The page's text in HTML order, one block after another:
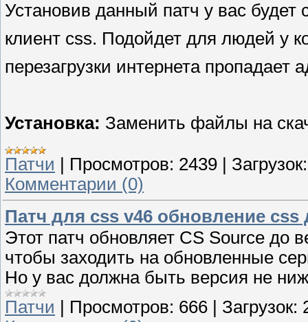
Установив данный патч у вас будет
клиент css. Подойдет для людей у
перезагрузки интернета пропадает
Установка: Заменить файлы на
Патчи Просмотров: 2439
Загрузок:
Комментарии (0)
Патч для css v46 обновление css
Этот патч обновляет CS Source до
чтобы заходить на обновленные
Но у вас должна быть версия не
Патчи
Просмотров: 666 Загрузок: